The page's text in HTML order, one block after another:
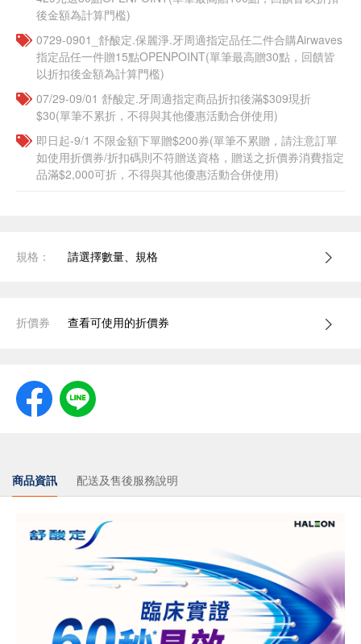
後金額為計算門檻)
0729-0901_舒酸定.保麗淨.牙周適指定品任二件合購Airwaves
指定品任一件贈15點OPENPOINT(單筆最高贈30點，回饋皆
以折扣後金額為計算門檻)
07/29-09/01 舒酸定.牙周適指定商品折扣後滿$309現折
$30(單筆不累折，不得與其他優惠活動合併使用)
即日起-9/1 不限金額下單贈$200券(單筆不累贈，請注意訂單
如使用折價券/折扣碼則不符贈送資格，贈送之折價券消費指定
品滿$2,000可折，不得與其他優惠活動合併使用)
規格： 請選擇數量、規格
折價券 查看可使用的折價券
商品資訊 配送及售後服務說明